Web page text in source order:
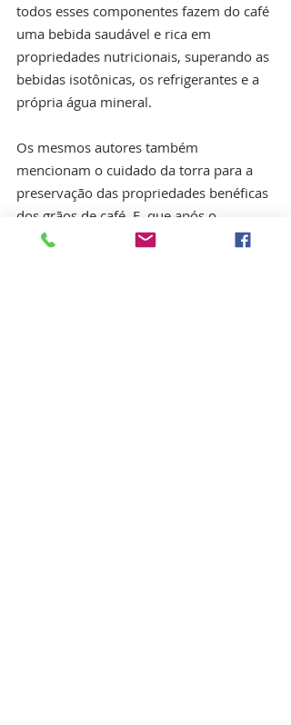
todos esses componentes fazem do café
uma bebida saudável e rica em
propriedades nutricionais, superando as
bebidas isotônicas, os refrigerantes e a
própria água mineral.
Os mesmos autores também
mencionam o cuidado da torra para a
preservação das propriedades benéficas
dos grãos de café. E, que após o
processo de torra, a coloração dos grãos